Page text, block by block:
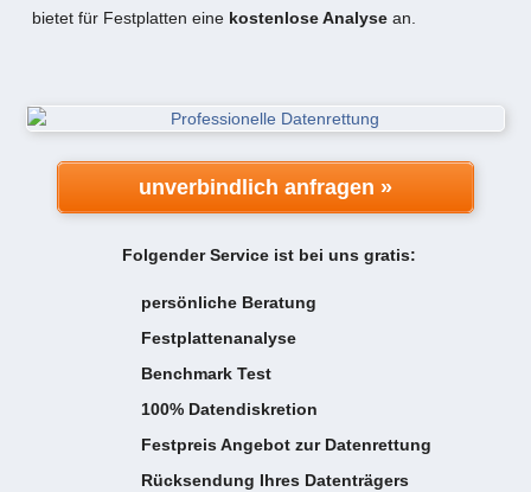
bietet für Festplatten eine kostenlose Analysean.
unverbindlich anfragen »
Folgender Service ist bei uns gratis:
persönliche Beratung
Festplattenanalyse
Benchmark Test
100% Datendiskretion
Festpreis Angebot zur Datenrettung
Rücksendung Ihres Datenträgers